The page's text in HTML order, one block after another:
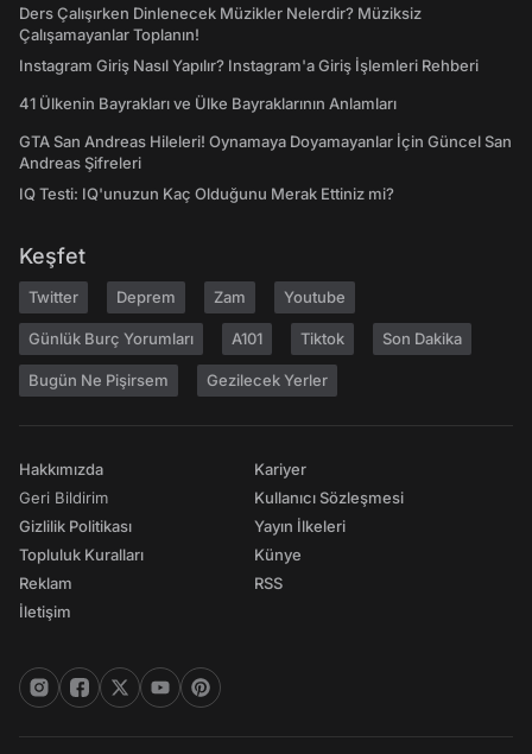
Ders Çalışırken Dinlenecek Müzikler Nelerdir? Müziksiz
Çalışamayanlar Toplanın!
Instagram Giriş Nasıl Yapılır? Instagram'a Giriş İşlemleri Rehberi
41 Ülkenin Bayrakları ve Ülke Bayraklarının Anlamları
GTA San Andreas Hileleri! Oynamaya Doyamayanlar İçin Güncel San
Andreas Şifreleri
IQ Testi: IQ'unuzun Kaç Olduğunu Merak Ettiniz mi?
Keşfet
Twitter Deprem Zam Youtube
Günlük Burç Yorumları A101 Tiktok Son Dakika
Bugün Ne Pişirsem Gezilecek Yerler
Hakkımızda
Geri Bildirim
Gizlilik Politikası
Topluluk Kuralları
Reklam
İletişim
Kariyer
Kullanıcı Sözleşmesi
Yayın İlkeleri
Künye
RSS